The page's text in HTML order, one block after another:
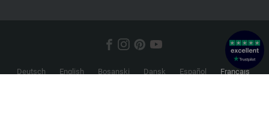
Deutsch English Bosanski Dansk Español
Français